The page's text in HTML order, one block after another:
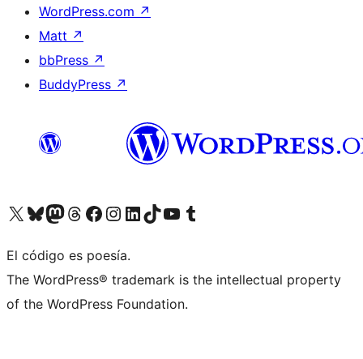
WordPress.com ↗
Matt ↗
bbPress ↗
BuddyPress ↗
Visit our X (formerly Twitter) account
Visit our Bluesky account
Visit our Mastodon account
Visit our Threads account
Visita nuestra página de Facebook
Visita nuestra cuenta de Instagram
Visita nuestra cuenta de LinkedIn
Visit our TikTok account
Visita nuestro canal de YouTube
Visit our Tumblr account
El código es poesía.
The WordPress® trademark is the intellectual property
of the WordPress Foundation.